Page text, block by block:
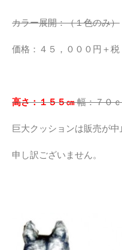
カラー展開：（１色のみ）
価格：４５，０００円＋税
高さ：１５５㎝幅：７０
巨大クッションは販売が中
申し訳ございません。